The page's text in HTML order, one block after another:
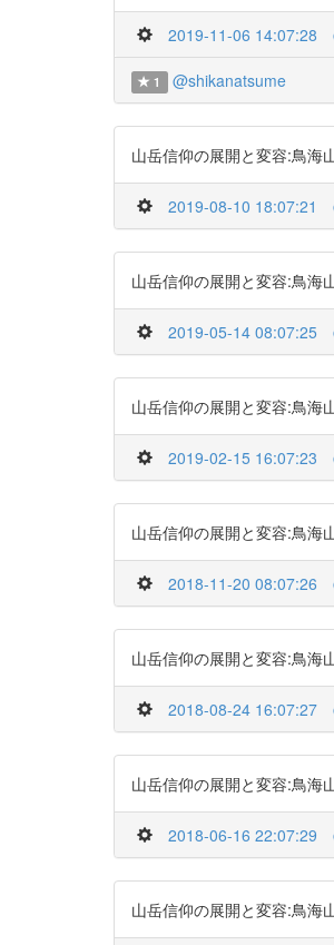
2019-11-06 14:07:28
1 @shikanatsume
山岳信仰の展開と変容:鳥海
2019-08-10 18:07:21
山岳信仰の展開と変容:鳥海
2019-05-14 08:07:25
山岳信仰の展開と変容:鳥海
2019-02-15 16:07:23
山岳信仰の展開と変容:鳥海
2018-11-20 08:07:26
山岳信仰の展開と変容:鳥海
2018-08-24 16:07:27
山岳信仰の展開と変容:鳥海
2018-06-16 22:07:29
山岳信仰の展開と変容:鳥海